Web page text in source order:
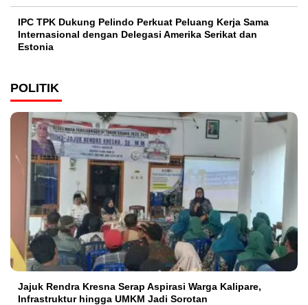
IPC TPK Dukung Pelindo Perkuat Peluang Kerja Sama
Internasional dengan Delegasi Amerika Serikat dan
Estonia
POLITIK
Jajuk Rendra Kresna Serap Aspirasi Warga Kalipare,
Infrastruktur hingga UMKM Jadi Sorotan